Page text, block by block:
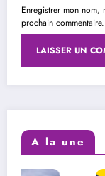
Enregistrer mon nom,
prochain commentaire.
A la une